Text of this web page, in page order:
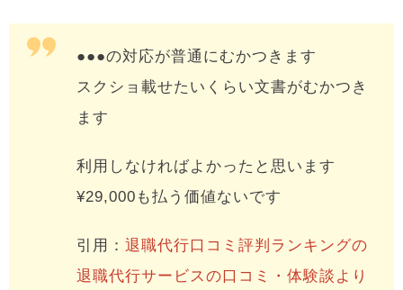
●●●の対応が普通にむかつきます
スクショ載せたいくらい文書がむかつき
ます
利用しなければよかったと思います
¥29,000も払う価値ないです
引用： 退職代行口コミ評判ランキングの
退職代行サービスの口コミ・体験談より